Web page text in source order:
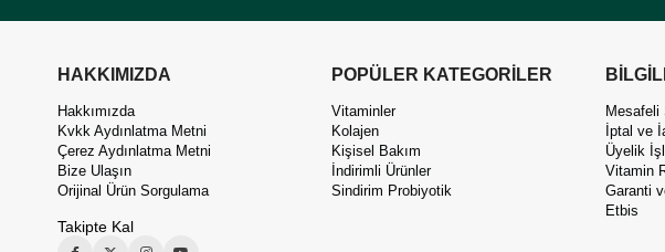
HAKKIMIZDA
Hakkımızda
Kvkk Aydınlatma Metni
Çerez Aydınlatma Metni
Bize Ulaşın
Orijinal Ürün Sorgulama
Takipte Kal
POPÜLER KATEGORİLER
Vitaminler
Kolajen
Kişisel Bakım
İndirimli Ürünler
Sindirim Probiyotik
Mesafeli
İptal ve
Üyelik
Vitamin
Garanti
Etbis